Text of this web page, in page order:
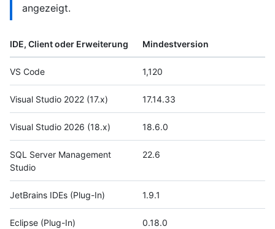
angezeigt.
IDE, Client oder Erweiterung Mindestversion
VS Code 1,120
Visual Studio 2022 (17.x) 17.14.33
Visual Studio 2026 (18.x) 18.6.0
SQL Server Management
Studio
22.6
JetBrains IDEs (Plug-In) 1.9.1
Eclipse (Plug-In) 0.18.0